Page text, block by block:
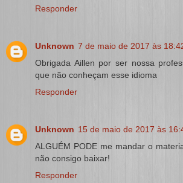
Responder
Unknown 7 de maio de 2017 às
Obrigada Aillen por ser nossa
que não conheçam esse idioma
Responder
Unknown 15 de maio de 2017 às
ALGUÉM PODE me mandar o
não consigo baixar!
Responder